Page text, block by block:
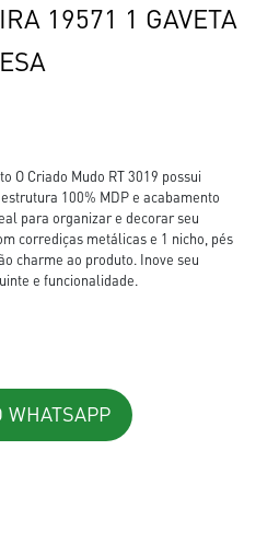
19571 1 GAVETA
O Criado Mudo RT 3019 possui
100% MDP e acabamento
para organizar e decorar seu
corrediças metálicas e 1 nicho, pés
charme ao produto. Inove seu
e funcionalidade.